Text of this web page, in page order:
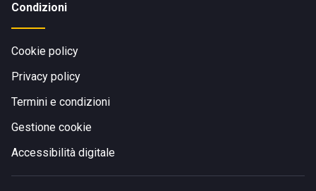
Condizioni
Cookie policy
Privacy policy
Termini e condizioni
Gestione cookie
Accessibilità digitale